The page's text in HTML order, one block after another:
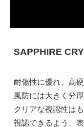
SAPPHIRE
耐傷性に優れ、高
風防には大きく分
クリアな視認性は
視認できるよう、